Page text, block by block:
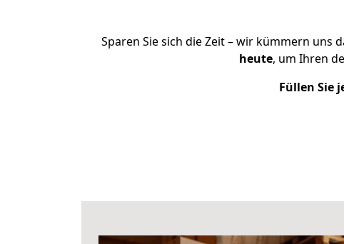
Sparen Sie sich die Zeit – wir kümmern uns
heute, um Ihren
Füllen Sie